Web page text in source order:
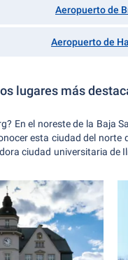
Aeropuerto de
Aeropuerto de
lugares más
En el noreste de la Baja
esta ciudad del
ciudad universitaria de